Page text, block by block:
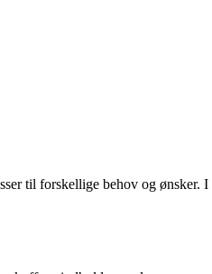
til forskellige behov og ønsker. I